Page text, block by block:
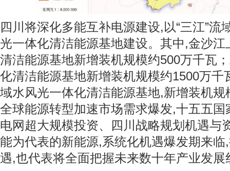
四川将深化多能互补电源建设,以“三江”流
光一体化清洁能源基地建设。其中,金沙
清洁能源基地新增装机规模约500万千瓦
化清洁能源基地新增装机规模约1500万千
域水风光一体化清洁能源基地,新增装机规
全球能源转型加速市场需求爆发,十五五
电网超大规模投资、四川战略规划机遇与
能为代表的新能源,系统化机遇爆发期来
遇,也代表将全面把握未来数十年产业发展